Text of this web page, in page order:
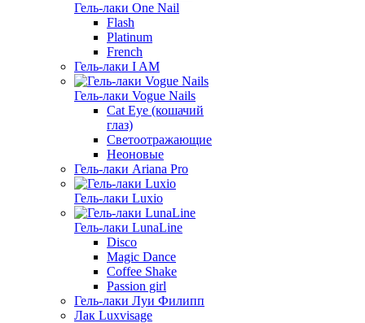
Гель-лаки One Nail
Flash
Platinum
French
Гель-лаки I AM
Гель-лаки Vogue Nails
Cat Eye (кошачий
глаз)
Светоотражающие
Неоновые
Гель-лаки Ariana Pro
Гель-лаки Luxio
Гель-лаки LunaLine
Disco
Magic Dance
Coffee Shake
Passion girl
Гель-лаки Луи Филипп
Лак Luxvisage